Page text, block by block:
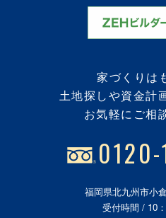
家づくりは
土地探しや資金計
お気軽にご相
福岡県北九州市小
受付時間 / 10